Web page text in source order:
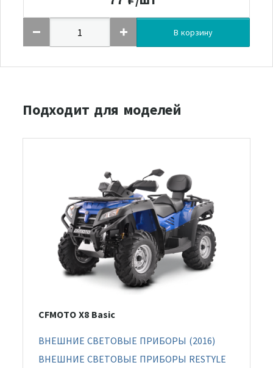
В корзину
Подходит для моделей
CFMOTO X8 Basic
ВНЕШНИЕ СВЕТОВЫЕ ПРИБОРЫ (2016)
ВНЕШНИЕ СВЕТОВЫЕ ПРИБОРЫ RESTYLE